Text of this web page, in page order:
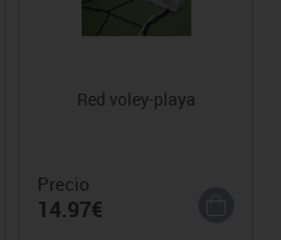
Red voley-playa
Precio
14.97€